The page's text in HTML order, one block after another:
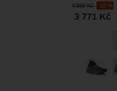
4 599Kč -18 %
3 771 Kč